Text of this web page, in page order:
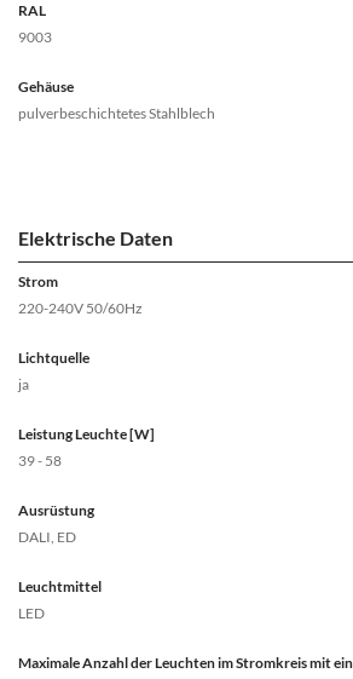
RAL
9003
Gehäuse
pulverbeschichtetes Stahlblech
Elektrische Daten
Strom
220-240V 50/60Hz
Lichtquelle
ja
Leistung Leuchte [W]
39 - 58
Ausrüstung
DALI, ED
Leuchtmittel
LED
Maximale Anzahl der Leuchten im Stromkreis mit